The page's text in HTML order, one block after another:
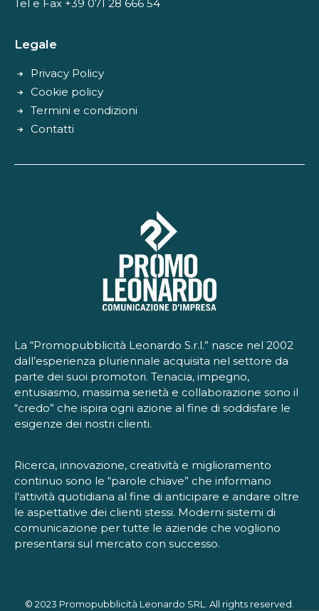
Tel e Fax +39 071 28 666 54
Legale
Privacy Policy
Cookie policy
Termini e condizioni
Contatti
La “Promopubblicità Leonardo S.r.l.” nasce nel 2002
dall’esperienza pluriennale acquisita nel settore da
parte dei suoi promotori. Tenacia, impegno,
entusiasmo, massima serietà e collaborazione sono il
“credo” che ispira ogni azione al fine di soddisfare le
esigenze dei nostri clienti.
Ricerca, innovazione, creatività e miglioramento
continuo sono le “parole chiave” che informano
l’attività quotidiana al fine di anticipare e andare oltre
le aspettative dei clienti stessi. Moderni sistemi di
comunicazione per tutte le aziende che vogliono
presentarsi sul mercato con successo.
© 2023 Promopubblicità Leonardo SRL. All rights reserved.